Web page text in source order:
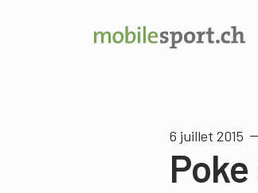
6 juillet 2015